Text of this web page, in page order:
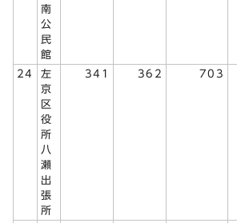
南
公
民
館
24
左
京
区
役
所
八
瀬
出
張
所
341 362 703